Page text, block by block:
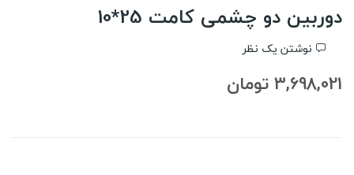
دوربین دو چشمی کامت 25*10
نوشتن یک نظر
3,698,021 تومان